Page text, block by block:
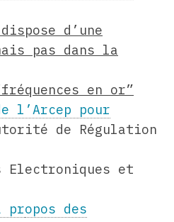
d’une
pas dans la
en or”
l’Arcep pour
de Régulation
Electroniques et
propos des